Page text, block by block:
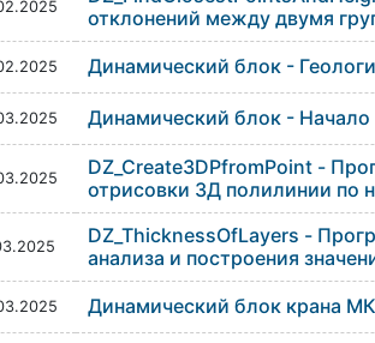
отклонений между двумя
Динамический блок -
Динамический блок - Начало
DZ_Create3DPfromPoint -
отрисовки 3Д полилинии по
DZ_ThicknessOfLayers -
анализа и построения
Динамический блок крана